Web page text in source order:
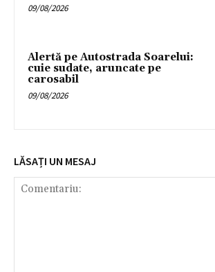
09/08/2026
Alertă pe Autostrada Soarelui:
cuie sudate, aruncate pe
carosabil
09/08/2026
LĂSAȚI UN MESAJ